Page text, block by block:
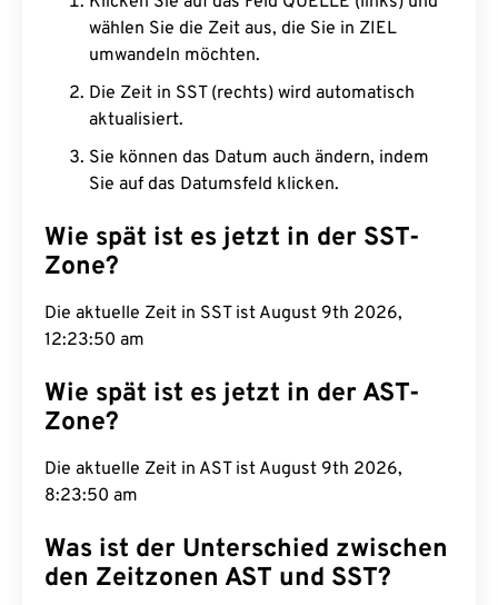
wählen Sie die Zeit aus, die Sie in ZIEL
umwandeln möchten.
Die Zeit in SST (rechts) wird automatisch
aktualisiert.
Sie können das Datum auch ändern, indem
Sie auf das Datumsfeld klicken.
Wie spät ist es jetzt in der SST-
Zone?
Die aktuelle Zeit in SST ist August 9th 2026,
12:23:51 am
Wie spät ist es jetzt in der AST-
Zone?
Die aktuelle Zeit in AST ist August 9th 2026,
8:23:51 am
Was ist der Unterschied zwischen
den Zeitzonen AST und SST?